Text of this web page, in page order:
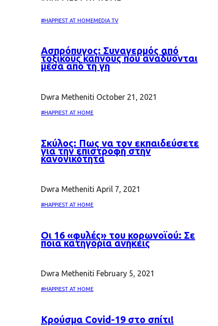
#HAPPIEST AT HOMEMEDIA TV
Ασπρόπυγος: Συναγερμός από
τοξικούς καπνούς που αναδύονται
μέσα από τη γη
Dwra Metheniti October 21, 2021
#HAPPIEST AT HOME
Σκύλος: Πως να τον εκπαιδεύσετε
για την επιστροφή στην
κανονικότητα
Dwra Metheniti April 7, 2021
#HAPPIEST AT HOME
Oι 16 «φυλές» του κορωνοϊού: Σε
ποια κατηγορία ανήκεις
Dwra Metheniti February 5, 2021
#HAPPIEST AT HOME
Κρούσμα Covid-19 στο σπίτι!